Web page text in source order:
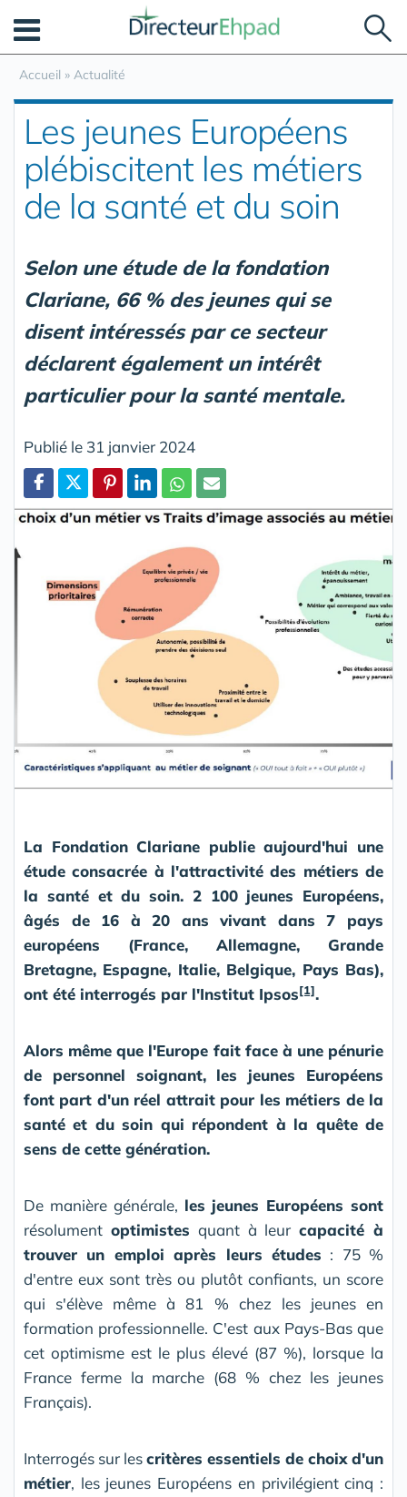
Accueil » Actualité
Les jeunes Européens
plébiscitent les métiers
de la santé et du soin
Selon une étude de la fondation
Clariane, 66 % des jeunes qui se
disent intéressés par ce secteur
déclarent également un intérêt
particulier pour la santé mentale.
Publié le 31 janvier 2024
Partager
La Fondation Clariane publie aujourd'hui une
étude consacrée à l'attractivité des métiers de
la santé et du soin. 2 100 jeunes Européens,
âgés de 16 à 20 ans vivant dans 7 pays
européens (France, Allemagne, Grande
Bretagne, Espagne, Italie, Belgique, Pays Bas),
ont été interrogés par l'Institut Ipsos[1].
Alors même que l'Europe fait face à une pénurie
de personnel soignant, les jeunes Européens
font part d'un réel attrait pour les métiers de la
santé et du soin qui répondent à la quête de
sens de cette génération.
De manière générale, les jeunes Européens sont
résolument optimistes quant à leurcapacité à
trouver un emploi après leurs études : 75 %
d'entre eux sont très ou plutôt confiants, un score
qui s'élève même à 81 % chez les jeunes en
formation professionnelle. C'est aux Pays-Bas que
cet optimisme est le plus élevé (87 %), lorsque la
France ferme la marche (68 % chez les jeunes
Français).
Interrogés sur lescritères essentiels de choix d'un
métier, les jeunes Européens en privilégient cinq :
Panneau de gestion des cookies